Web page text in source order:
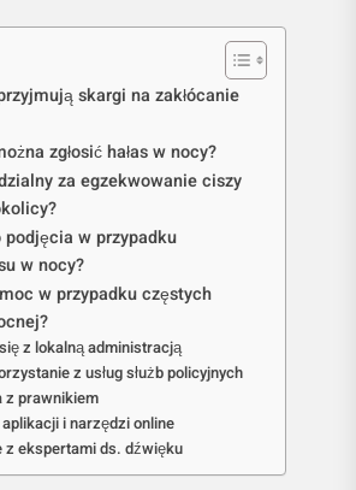
skargi na zakłócanie
zgłosić hałas w nocy?
za egzekwowanie ciszy
w przypadku
w nocy?
w przypadku częstych
z lokalną administracją
z usług służb policyjnych
z prawnikiem
i narzędzi online
z ekspertami ds. dźwięku